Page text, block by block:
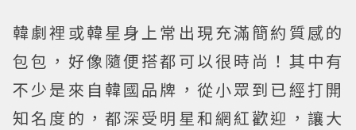
韓劇裡或韓星身上常出現充滿簡約質感的
包包，好像隨便搭都可以很時尚！其中有
不少是來自韓國品牌，從小眾到已經打開
知名度的，都深受明星和網紅歡迎，讓大